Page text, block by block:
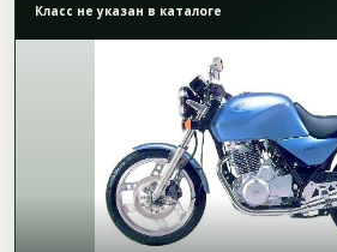
Класс не указан в каталоге